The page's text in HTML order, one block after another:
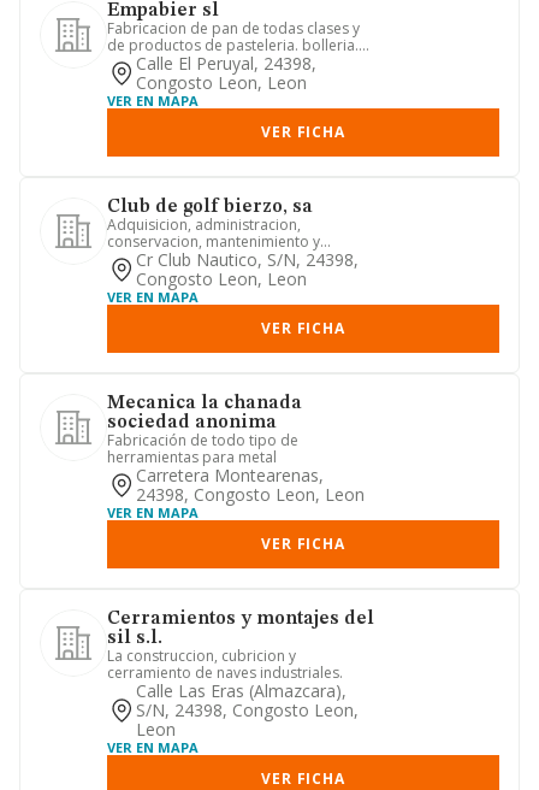
Empabier sl
Fabricacion de pan de todas clases y
de productos de pasteleria. bolleria.
confiteria y helados. el...
Calle El Peruyal, 24398,
Congosto Leon, Leon
VER EN MAPA
VER FICHA
Club de golf bierzo, sa
Adquisicion, administracion,
conservacion, mantenimiento y
disposicion de terrenos e instalaciones
...
Cr Club Nautico, S/n, 24398,
Congosto Leon, Leon
VER EN MAPA
VER FICHA
Mecanica la chanada
sociedad anonima
Fabricación de todo tipo de
herramientas para metal
Carretera Montearenas,
24398, Congosto Leon, Leon
VER EN MAPA
VER FICHA
Cerramientos y montajes del
sil s.l.
La construccion, cubricion y
cerramiento de naves industriales.
Calle Las Eras (almazcara),
S/n, 24398, Congosto Leon,
Leon
VER EN MAPA
VER FICHA